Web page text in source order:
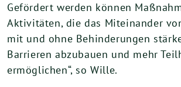
Gefördert werden können
Aktivitäten, die das Miteinander
mit und ohne Behinderungen
Barrieren abzubauen und mehr
ermöglichen“, so Wille.